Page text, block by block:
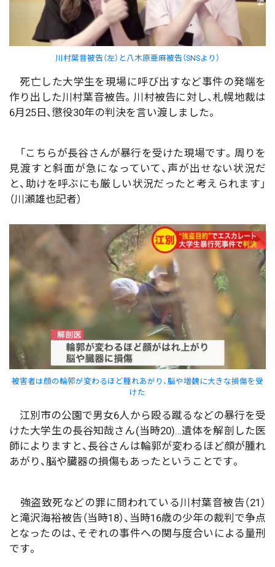
川村葉音被告（左）と八木原亜麻被告（SNSより）
死亡した大学生を現場に呼び出すなど事件の発端を
作り出した川村葉音被告。川村被告に対し、札幌地裁は
6月25日、懲役30年の判決を言い渡しました。
「こちらが長谷さんが暴行を受けた現場です。周りを
見渡すと斜面が急になっていて、声が出せない状況だ
と、助けを呼ぶにも厳しい状況だったと考えられます」
（川瀬雄也記者）
被害者は顔の輪郭が変わるほど腫れあがり、脳や増魏に大きな損傷を受
けた
江別市の公園で男女6人から殴る蹴るなどの暴行を受
けた大学生の長谷知哉さん(当時20)…遺体を解剖した医
師によりますと、長谷さんは輪郭が変わるほど顔が腫れ
あがり、脳や臓器の損傷もあったということです。
強盗致死などの罪に問われている川村葉音被告（21）
と滝沢海裕被告（当時18）、当時16歳の少年の裁判で争点
となったのは、そぞれの事件への関与度合いによる量刑
です。